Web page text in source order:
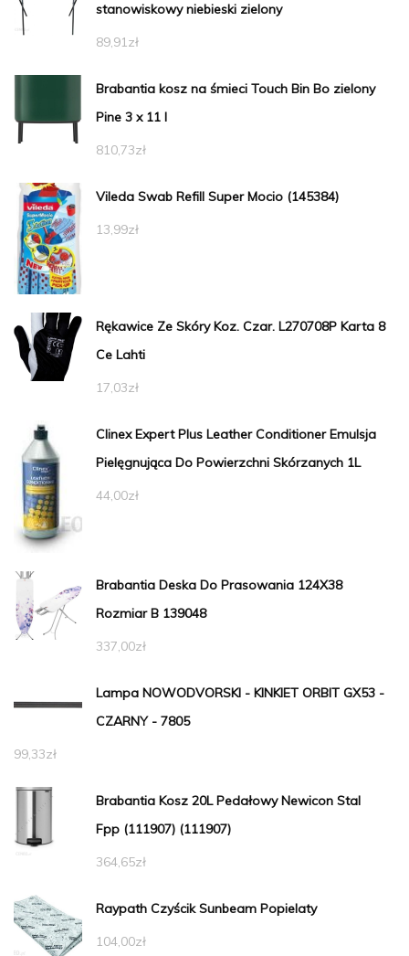
stanowiskowy niebieski zielony
89,91zł
Brabantia kosz na śmieci Touch Bin Bo zielony
Pine 3 x 11 l
810,73zł
Vileda Swab Refill Super Mocio (145384)
13,99zł
Rękawice Ze Skóry Koz. Czar. L270708P Karta 8
Ce Lahti
17,03zł
Clinex Expert Plus Leather Conditioner Emulsja
Pielęgnująca Do Powierzchni Skórzanych 1L
44,00zł
Brabantia Deska Do Prasowania 124X38
Rozmiar B 139048
337,00zł
Lampa NOWODVORSKI - KINKIET ORBIT GX53 -
CZARNY - 7805
99,33zł
Brabantia Kosz 20L Pedałowy Newicon Stal
Fpp (111907) (111907)
364,65zł
Raypath Czyścik Sunbeam Popielaty
104,00zł